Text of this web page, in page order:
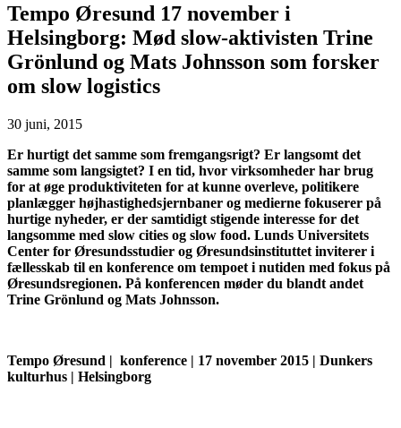
Tempo Øresund 17 november i
Helsingborg: Mød slow-aktivisten Trine
Grönlund og Mats Johnsson som forsker
om slow logistics
30 juni, 2015
Er hurtigt det samme som fremgangsrigt? Er langsomt det
samme som langsigtet? I en tid, hvor virksomheder har brug
for at øge produktiviteten for at kunne overleve, politikere
planlægger højhastighedsjernbaner og medierne fokuserer på
hurtige nyheder, er der samtidigt stigende interesse for det
langsomme med slow cities og slow food. Lunds Universitets
Center for Øresundsstudier og Øresundsinstituttet inviterer i
fællesskab til en konference om tempoet i nutiden med fokus på
Øresundsregionen. På konferencen møder du blandt andet
Trine Grönlund og Mats Johnsson.
Tempo Øresund | konference | 17 november 2015 | Dunkers
kulturhus | Helsingborg